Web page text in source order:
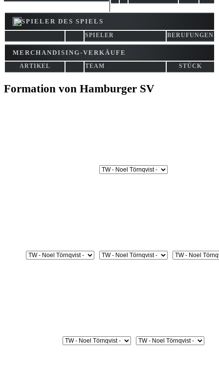
SPIELER DES SPIELS
SPIELER BERUFUNGEN
MERCHANDISING-VERKÄUFE
ARTIKEL TEAM STÜCK
Formation von Hamburger SV